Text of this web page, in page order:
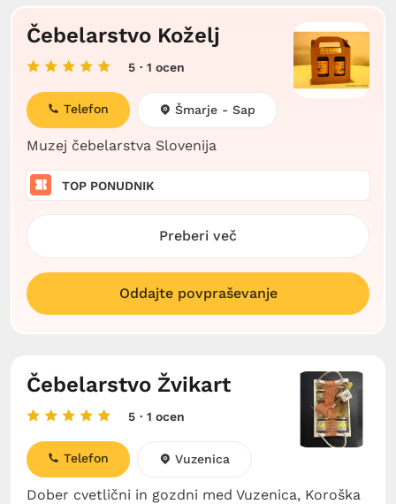
Čebelarstvo Koželj
5 · 1 ocen
Muzej čebelarstva Slovenija
Telefon Šmarje - Sap
TOP PONUDNIK
Preberi več
Oddajte povpraševanje
Čebelarstvo Žvikart
5 · 1 ocen
Dober cvetlični in gozdni med Vuzenica, Koroška
Telefon Vuzenica